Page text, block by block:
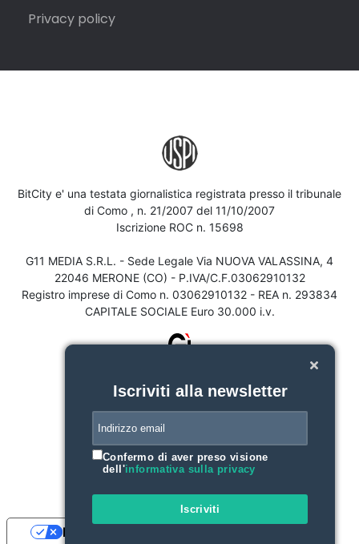
Privacy policy
BitCity e' una testata giornalistica registrata presso il tribunale
di Como , n. 21/2007 del 11/10/2007
Iscrizione ROC n. 15698
G11 MEDIA S.R.L. - Sede Legale Via NUOVA VALASSINA, 4
22046 MERONE (CO) - P.IVA/C.F.03062910132
Registro imprese di Como n. 03062910132 - REA n. 293834
CAPITALE SOCIALE Euro 30.000 i.v.
Iscriviti alla newsletter
Confermo di aver preso visione
dell'informativa sulla privacy
Iscriviti
Le tue preferenze relative alla privacy